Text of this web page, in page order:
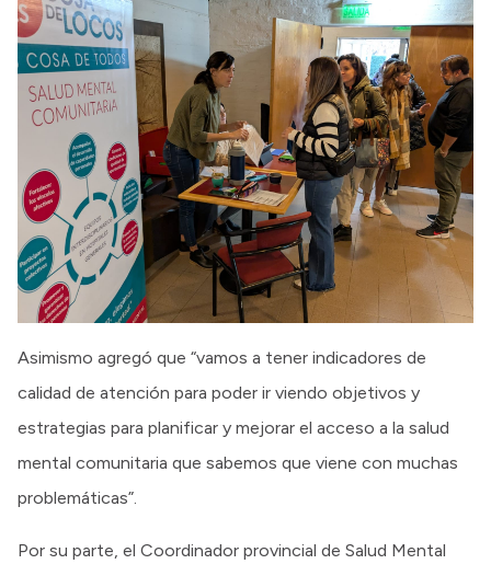
Asimismo agregó que “vamos a tener indicadores de
calidad de atención para poder ir viendo objetivos y
estrategias para planificar y mejorar el acceso a la salud
mental comunitaria que sabemos que viene con muchas
problemáticas”.
Por su parte, el Coordinador provincial de Salud Mental